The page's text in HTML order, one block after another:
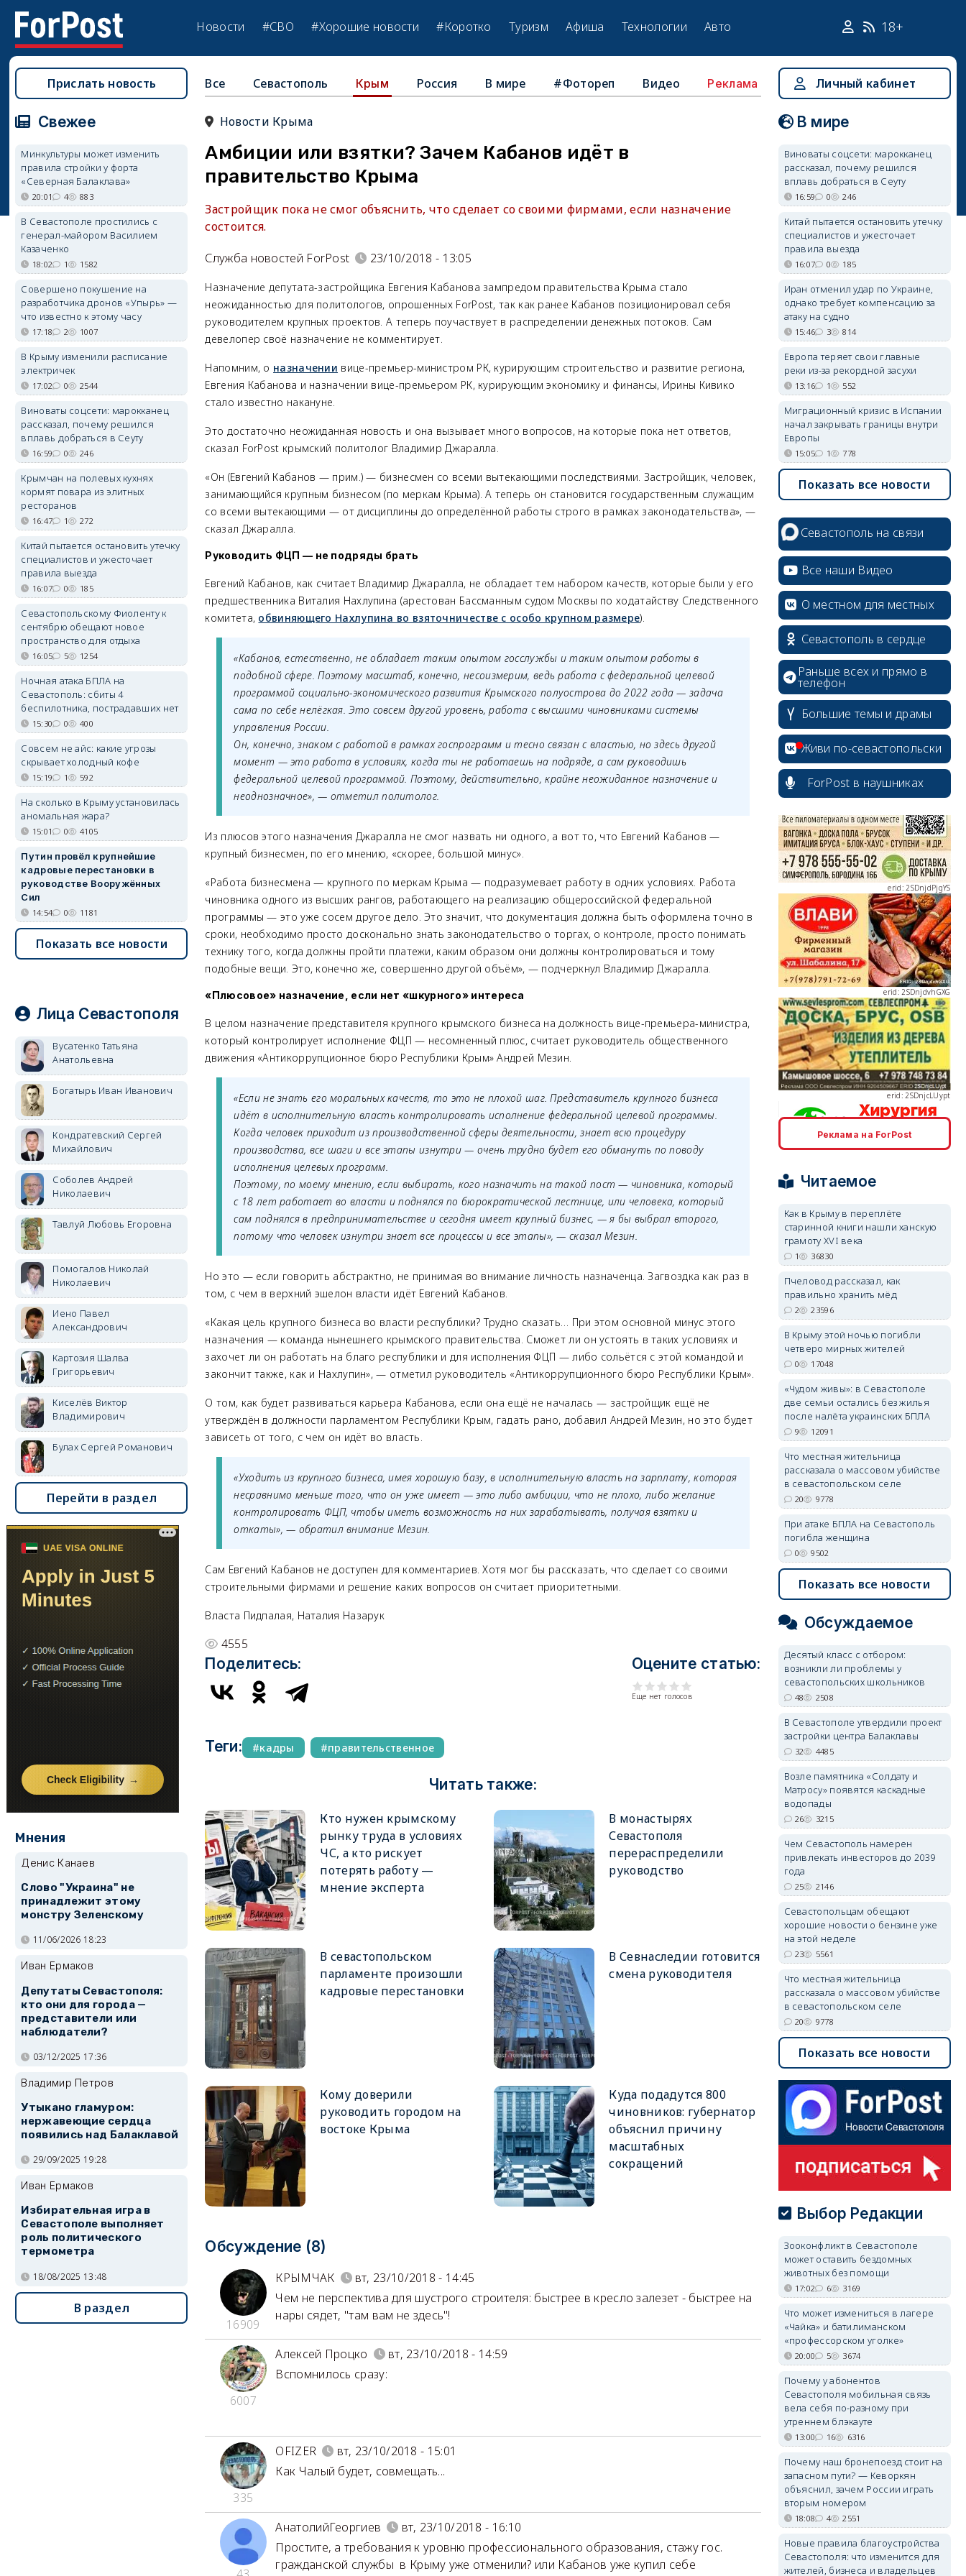
Новости #СВО #Хорошие новости #Коротко Туризм Афиша Технологии Авто 18+
Все Севастополь Крым Россия В мире #Фотореп Видео Реклама
Новости Крыма
Амбиции или взятки? Зачем Кабанов идёт в
правительство Крыма
Застройщик пока не смог объяснить, что сделает со своими фирмами, если назначение
состоится.
Служба новостей ForPost
23/10/2018 - 13:05
Назначение депутата-застройщика Евгения Кабанова зампредом правительства Крыма стало
неожиданностью для политологов, опрошенных ForPost, так как ранее Кабанов позиционировал себя
руководителем крупных проектов. А теперь поучаствует в распределении денежных потоков. Сам
девелопер своё назначение не комментирует.
Напомним, о назначении вице-премьер-министром РК, курирующим строительство и развитие региона,
Евгения Кабанова и назначении вице-премьером РК, курирующим экономику и финансы, Ирины Кивико
стало известно накануне.
Это достаточно неожиданная новость и она вызывает много вопросов, на которые пока нет ответов,
сказал ForPost крымский политолог Владимир Джаралла.
«Он (Евгений Кабанов — прим.)— бизнесмен со всеми вытекающими последствиями. Застройщик, человек,
занимающийся крупным бизнесом (по меркам Крыма). А теперь он становится государственным служащим
со всеми вытекающими — от дисциплины до определённой работы строго в рамках законодательства», —
сказал Джаралла.
Руководить ФЦП — не подряды брать
Евгений Кабанов, как считает Владимир Джаралла, не обладает тем набором качеств, которые были у его
предшественника Виталия Нахлупина (арестован Бассманным судом Москвы по ходатайству Следственного
комитета, обвиняющего Нахлупина во взяточничестве с особо крупном размере).
«Кабанов, естественно, не обладает таким опытом госслужбы и таким опытом работы в
подобной сфере. Поэтому масштаб, конечно, несоизмерим, ведь работа с федеральной целевой
программой социально-экономического развития Крымского полуострова до 2022 года— задача
сама по себе нелёгкая. Это совсем другой уровень, работа с высшими чиновниками системы
управления России.
Он, конечно, знаком с работой в рамках госпрограмм и тесно связан с властью, но здесь другой
момент —это работа в условиях, когда ты не работаешь на подряде, а сам руководишь
федеральной целевой программой. Поэтому, действительно, крайне неожиданное назначение и
неоднозначное»,— отметил политолог.
Из плюсов этого назначения Джаралла не смог назвать ни одного, а вот то, что Евгений Кабанов—
крупный бизнесмен, по его мнению, «скорее, большой минус».
«Работа бизнесмена— крупного по меркам Крыма— подразумевает работу в одних условиях. Работа
чиновника одного из высших рангов, работающего на реализацию общероссийской федеральной
программы— это уже сосем другое дело. Это значит, что документация должна быть оформлена точно в
сроки, необходимо просто досконально знать законодательство о торгах, о контроле, просто понимать
технику того, когда должны пройти платежи, каким образом они должны контролироваться и тому
подобные вещи. Это, конечно же, совершенно другой объём», — подчеркнул Владимир Джаралла.
«Плюсовое» назначение, если нет «шкурного» интереса
В целом назначение представителя крупного крымского бизнеса на должность вице-премьера-министра,
который контролирует исполнение ФЦП— несомненный плюс, считает руководитель общественного
движения «Антикоррупционное бюро Республики Крым» Андрей Мезин.
«Если не знать его моральных качеств, то это не плохой шаг. Представитель крупного бизнеса
идёт в исполнительную власть контролировать исполнение федеральной целевой программы.
Когда человек приходит из производственной сферы деятельности, знает всю процедуру
производства, все шаги и все этапы изнутри— очень трудно будет его обмануть по поводу
исполнения целевых программ.
Поэтому, по моему мнению, если выбирать, кого назначить на такой пост— чиновника, который
с 18 лет работает во власти и поднялся по бюрократической лестнице, или человека, который
сам поднялся в предпринимательстве и сегодня имеет крупный бизнес, —я бы выбрал второго,
потому что человек изнутри знает все процессы и все этапы»,— сказал Мезин.
Но это — если говорить абстрактно, не принимая во внимание личность назначенца. Загвоздка как раз в
том, с чем в верхний эшелон власти идёт Евгений Кабанов.
«Какая цель крупного бизнеса во власти республики? Трудно сказать… При этом основной минус этого
назначения — команда нынешнего крымского правительства. Сможет ли он устоять в таких условиях и
захочет ли он работать на благо республики и для исполнения ФЦП —либо сольётся с этой командой и
закончит также, как и Нахлупин»,— отметил руководитель «Антикоррупционного бюро Республики Крым».
О том, как будет развиваться карьера Кабанова, если она ещё не началась — застройщик ещё не
утверждён в должности парламентом Республики Крым, гадать рано, добавил Андрей Мезин, но это будет
зависеть от того, с чем он идёт во власть.
«Уходить из крупного бизнеса, имея хорошую базу, в исполнительную власть на зарплату, которая
несравнимо меньше того, что он уже имеет — это либо амбиции, что не плохо, либо желание
контролировать ФЦП, чтобы иметь возможность на них зарабатывать, получая взятки и
откаты»,— обратил внимание Мезин.
Сам Евгений Кабанов не доступен для комментариев. Хотя мог бы рассказать, что сделает со своими
строительными фирмами и решение каких вопросов он считает приоритетными.
Власта Пидпалая, Наталия Назарук
4555
Поделитесь: Оцените статью:
Еще нет голосов
Теги: кадры правительственное
Читать также:
Кто нужен крымскому
рынку труда в условиях
ЧС, а кто рискует
потерять работу —
мнение эксперта
В монастырях
Севастополя
перераспределили
руководство
В севастопольском
парламенте произошли
кадровые перестановки
В Севнаследии готовится
смена руководителя
Кому доверили
руководить городом на
востоке Крыма
Куда подадутся 800
чиновников: губернатор
объяснил причину
масштабных
сокращений
Обсуждение (8)
16909
КРЫМЧАК
вт, 23/10/2018 - 14:45
Чем не перспектива для шустрого строителя: быстрее в кресло залезет - быстрее на
нары сядет, "там вам не здесь"!
6007
Алексей Процко
вт, 23/10/2018 - 14:59
Вспомнилось сразу:
335
OFIZER
вт, 23/10/2018 - 15:01
Как Чалый будет, совмещать...
АнатолийГеоргиев
вт, 23/10/2018 - 16:10
Простите, а требования к уровню профессионального образования, стажу гос.
гражданской службы в Крыму уже отменили? или Кабанов уже купил себе
Прислать новость
Свежее
Минкультуры может изменить
правила стройки у форта
«Северная Балаклава»
20:01 4 883
В Севастополе простились с
генерал-майором Василием
Казаченко
18:02 1 1582
Совершено покушение на
разработчика дронов «Упырь» —
что известно к этому часу
17:18 2 1007
В Крыму изменили расписание
электричек
17:02 0 2544
Виноваты соцсети: марокканец
рассказал, почему решился
вплавь добраться в Сеуту
16:59 0 246
Крымчан на полевых кухнях
кормят повара из элитных
ресторанов
16:47 1 272
Китай пытается остановить утечку
специалистов и ужесточает
правила выезда
16:07 0 185
Севастопольскому Фиоленту к
сентябрю обещают новое
пространство для отдыха
16:05 5 1254
Ночная атака БПЛА на
Севастополь: сбиты 4
беспилотника, пострадавших нет
15:30 0 400
Совсем не айс: какие угрозы
скрывает холодный кофе
15:19 1 592
На сколько в Крыму установилась
аномальная жара?
15:01 0 4105
Путин провёл крупнейшие
кадровые перестановки в
руководстве Вооружённых
Сил
14:54 0 1181
Показать все новости
Лица Севастополя
Вусатенко Татьяна
Анатольевна
Богатырь Иван Иванович
Кондратевский Сергей
Михайлович
Соболев Андрей
Николаевич
Тавлуй Любовь Егоровна
Помогалов Николай
Николаевич
Иено Павел
Александрович
Картозия Шалва
Григорьевич
Киселёв Виктор
Владимирович
Булах Сергей Романович
Перейти в раздел
Мнения
Денис Канаев
Слово "Украина" не
принадлежит этому
монстру Зеленскому
11/06/2026 18:23
Иван Ермаков
Депутаты Севастополя:
кто они для города —
представители или
наблюдатели?
03/12/2025 17:36
Владимир Петров
Утыкано гламуром:
нержавеющие сердца
появились над Балаклавой
29/09/2025 19:28
Иван Ермаков
Избирательная игра в
Севастополе выполняет
роль политического
термометра
18/08/2025 13:48
В раздел
Личный кабинет
В мире
Виноваты соцсети: марокканец
рассказал, почему решился
вплавь добраться в Сеуту
16:59 0 246
Китай пытается остановить утечку
специалистов и ужесточает
правила выезда
16:07 0 185
Иран отменил удар по Украине,
однако требует компенсацию за
атаку на судно
15:46 3 814
Европа теряет свои главные
реки из-за рекордной засухи
13:16 1 552
Миграционный кризис в Испании
начал закрывать границы внутри
Европы
15:05 1 778
Показать все новости
Севастополь на связи
Все наши Видео
О местном для местных
Севастополь в сердце
Раньше всех и прямо в
телефон
Большие темы и драмы
Живи по-севастопольски
ForPost в наушниках
erid: 2SDnjcrDNw6
erid: 2SDnjdPjgYS
erid: 2SDnjdvhGXG
erid: 2SDnjcLUypt
erid: 2SDnjcrDNw6
Реклама на ForPost
Читаемое
Как в Крыму в переплёте
старинной книги нашли ханскую
грамоту XVI века
1 36830
Пчеловод рассказал, как
правильно хранить мёд
2 23596
В Крыму этой ночью погибли
четверо мирных жителей
0 17048
«Чудом живы»: в Севастополе
две семьи остались без жилья
после налёта украинских БПЛА
9 12091
Что местная жительница
рассказала о массовом убийстве
в севастопольском селе
20 9778
При атаке БПЛА на Севастополь
погибла женщина
0 9502
Показать все новости
Обсуждаемое
Десятый класс с отбором:
возникли ли проблемы у
севастопольских школьников
48 2508
В Севастополе утвердили проект
застройки центра Балаклавы
32 4485
Возле памятника «Солдату и
Матросу» появятся каскадные
водопады
26 3215
Чем Севастополь намерен
привлекать инвесторов до 2039
года
25 2146
Севастопольцам обещают
хорошие новости о бензине уже
на этой неделе
23 5561
Что местная жительница
рассказала о массовом убийстве
в севастопольском селе
20 9778
Показать все новости
Выбор Редакции
Зооконфликт в Севастополе
может оставить бездомных
животных без помощи
17:02 6 3169
Что может измениться в лагере
«Чайка» и батилиманском
«профессорском уголке»
20:00 5 3674
Почему у абонентов
Севастополя мобильная связь
вела себя по-разному при
утреннем блэкауте
13:00 16 6316
Почему наш бронепоезд стоит на
запасном пути? — Кеворкян
объяснил, зачем России играть
вторым номером
18:08 4 2551
Новые правила благоустройства
Севастополя: что изменится для
жителей, бизнеса и владельцев